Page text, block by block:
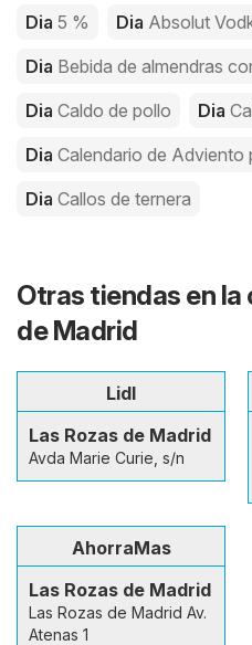
Dia 5 % Dia Absolut
Dia Bebida de almendras
Dia Caldo de pollo Dia
Dia Calendario de Adviento
Dia Callos de ternera
Otras tiendas en la
de Madrid
Lidl
Las Rozas de Madrid
Avda Marie Curie, s/n
AhorraMas
Las Rozas de Madrid
Las Rozas de Madrid Av.
Atenas 1